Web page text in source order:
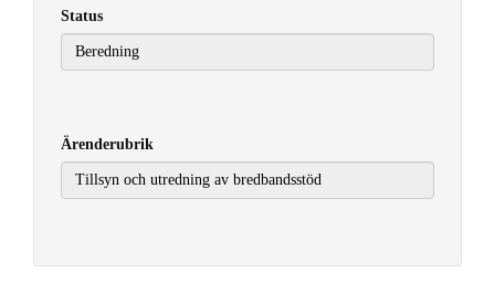
Status
Ärenderubrik